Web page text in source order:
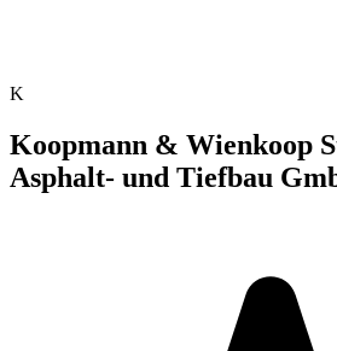
K
Koopmann & Wienkoop
Asphalt- und Tiefbau